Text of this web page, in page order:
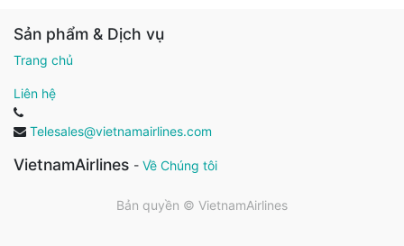
Sản phẩm & Dịch vụ
Trang chủ
Liên hệ
Telesales@vietnamairlines.com
VietnamAirlines - Về Chúng tôi
Bản quyền © VietnamAirlines